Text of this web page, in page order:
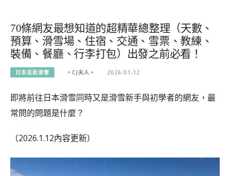
70條網友最想知道的超精華總整理（天數、
預算、滑雪場、住宿、交通、雪票、教練、
裝備、餐廳、行李打包）出發之前必看！
日本自助滑雪 。CJ夫人。 2026-01-12
即將前往日本滑雪同時又是滑雪新手與初學者的網友，最
常問的問題是什麼？
（2026.1.12內容更新）